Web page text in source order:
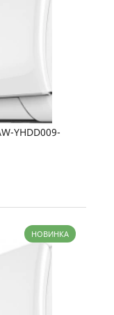
YHDD009-
НОВИНКА